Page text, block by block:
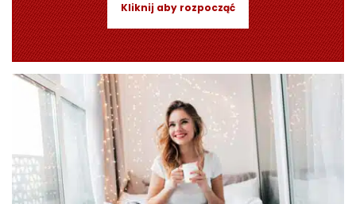
Kliknij aby rozpocząć